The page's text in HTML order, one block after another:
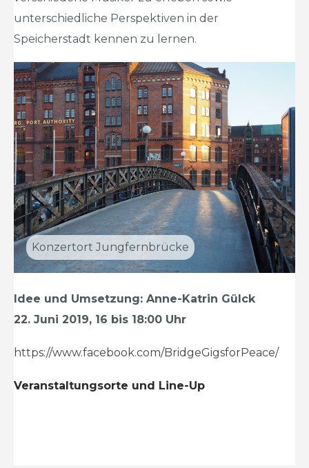
unterschiedliche Perspektiven in der
Speicherstadt kennen zu lernen.
Konzertort Jungfernbrücke
Idee und Umsetzung: Anne-Katrin Gülck
22. Juni 2019, 16 bis 18:00 Uhr
https://www.facebook.com/BridgeGigsforPeace/
Veranstaltungsorte und Line-Up